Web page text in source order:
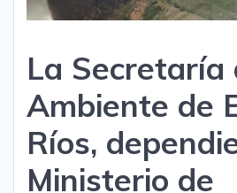
La Secretaría
Ambiente de
Ríos,
Ministerio de